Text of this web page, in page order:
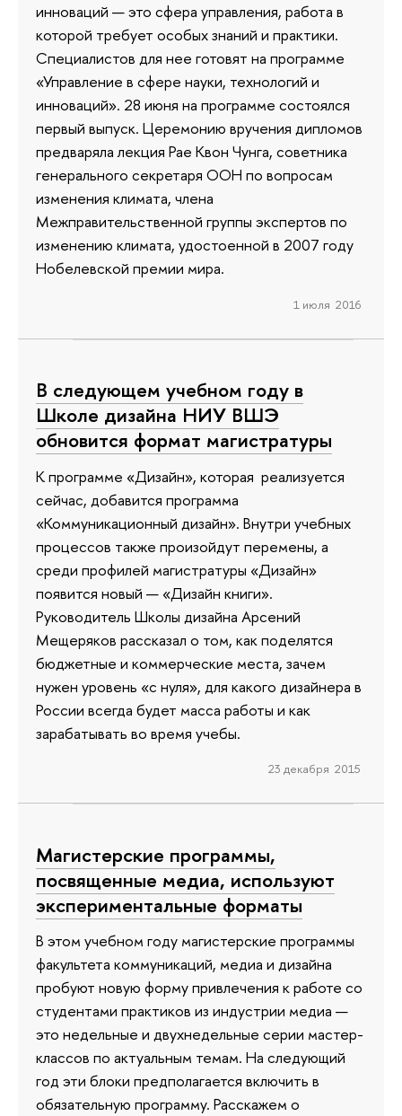
инноваций — это сфера управления, работа в
которой требует особых знаний и практики.
Специалистов для нее готовят на программе
«Управление в сфере науки, технологий и
инноваций». 28 июня на программе состоялся
первый выпуск. Церемонию вручения дипломов
предваряла лекция Рае Квон Чунга, советника
генерального секретаря ООН по вопросам
изменения климата, члена
Межправительственной группы экспертов по
изменению климата, удостоенной в 2007 году
Нобелевской премии мира.
1 июля 2016
В следующем учебном году в
Школе дизайна НИУ ВШЭ
обновится формат магистратуры
К программе «Дизайн», которая реализуется
сейчас, добавится программа
«Коммуникационный дизайн». Внутри учебных
процессов также произойдут перемены, а
среди профилей магистратуры «Дизайн»
появится новый — «Дизайн книги».
Руководитель Школы дизайна Арсений
Мещеряков рассказал о том, как поделятся
бюджетные и коммерческие места, зачем
нужен уровень «с нуля», для какого дизайнера в
России всегда будет масса работы и как
зарабатывать во время учебы.
23 декабря 2015
Магистерские программы,
посвященные медиа, используют
экспериментальные форматы
В этом учебном году магистерские программы
факультета коммуникаций, медиа и дизайна
пробуют новую форму привлечения к работе со
студентами практиков из индустрии медиа —
это недельные и двухнедельные серии мастер-
классов по актуальным темам. На следующий
год эти блоки предполагается включить в
обязательную программу. Расскажем о